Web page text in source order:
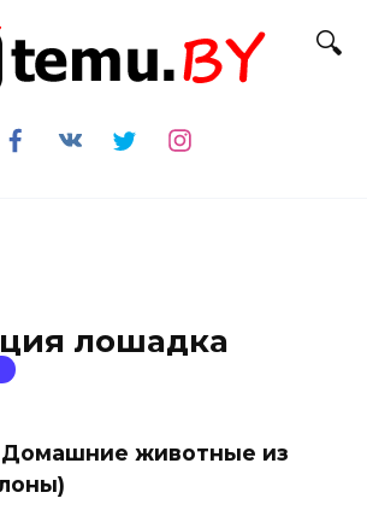
лошадка
животные из